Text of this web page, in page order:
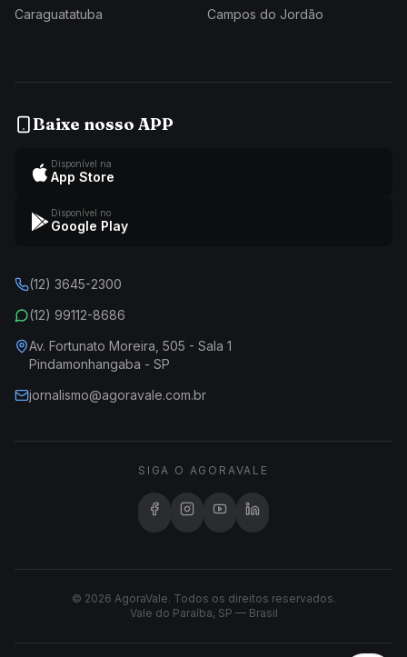
Caraguatatuba Campos do Jordão
Baixe nosso APP
Disponível na
App Store
Disponível no
Google Play
(12) 3645-2300
(12) 99112-8686
Av. Fortunato Moreira, 505 - Sala 1
Pindamonhangaba - SP
jornalismo@agoravale.com.br
SIGA O AGORAVALE
© 2026 AgoraVale. Todos os direitos reservados.
Vale do Paraíba, SP — Brasil